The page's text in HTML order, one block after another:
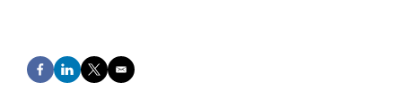
F
a
L
i
T
w
E
m